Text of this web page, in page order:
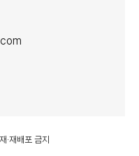
·재배포 금지